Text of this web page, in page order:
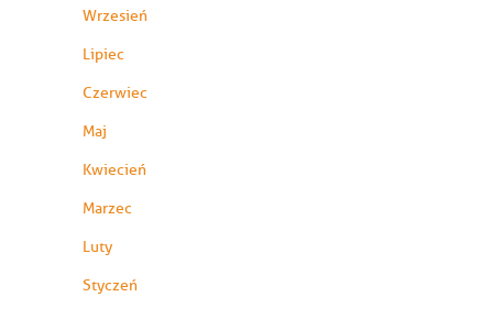
Wrzesień
Lipiec
Czerwiec
Maj
Kwiecień
Marzec
Luty
Styczeń